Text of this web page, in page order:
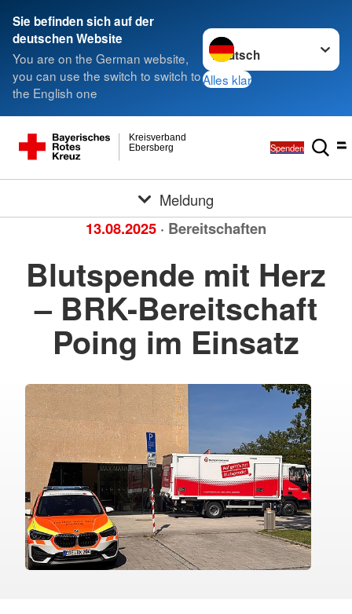
Sie befinden sich auf der
deutschen Website
You are on the German website,
you can use the switch to switch to
the English one
Sprache wechseln zu
Alles klar
Ebersberg
Kreisverband
Spenden
Meldung
13.08.2025 · Bereitschaften
Blutspende mit Herz
– BRK-Bereitschaft
Poing im Einsatz